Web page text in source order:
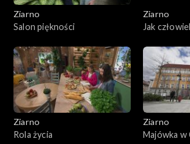
Ziarno
Salon piękności
Ziarno
Jak
Ziarno
Rola życia
Ziarno
Majówka w